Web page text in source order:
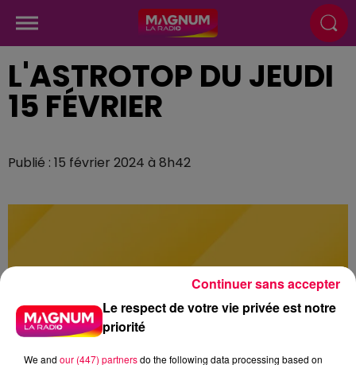
L'ASTROTOP DU JEUDI
15 FÉVRIER
Publié : 15 février 2024 à 8h42
Le respect de votre vie privée est notre
priorité
We and our (447) partnersdo the following data processing based on
Continuer sans accepter